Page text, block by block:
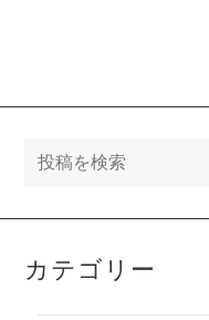
カテゴリー